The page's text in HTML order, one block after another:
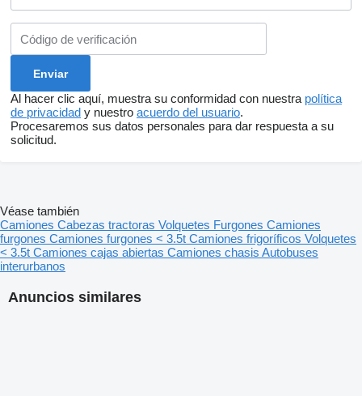
Al hacer clic aquí, muestra su conformidad con nuestra política
de privacidad y nuestro acuerdo del usuario.
Procesaremos sus datos personales para dar respuesta a su
solicitud.
Anuncios similares
Véase también
Camiones Cabezas tractoras Volquetes Furgones Camiones
furgones Camiones furgones < 3.5t Camiones frigoríficos Volquetes
< 3.5t Camiones cajas abiertas Camiones chasis Autobuses
interurbanos